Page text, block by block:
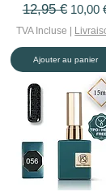
Prix original
12,95 € Prix
10,00
TVA Incluse
Ajouter au panier